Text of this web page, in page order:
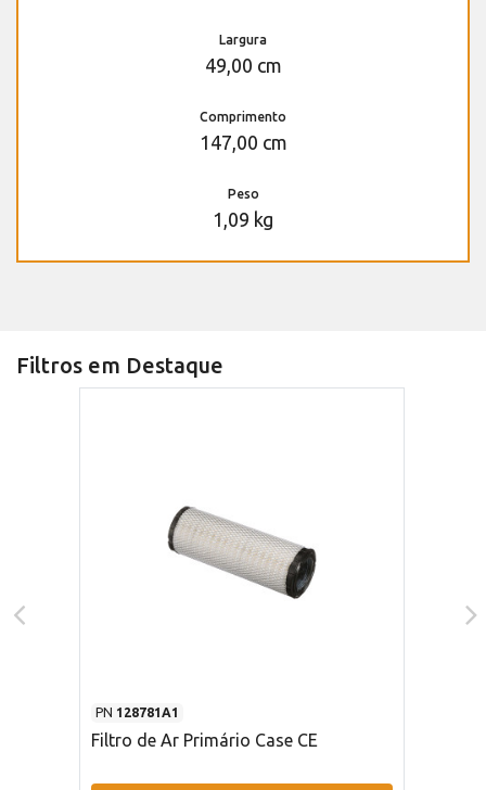
Largura
49,00 cm
Comprimento
147,00 cm
Peso
1,09 kg
Filtros em Destaque
PN 128781A1
Filtro de Ar Primário Case CE